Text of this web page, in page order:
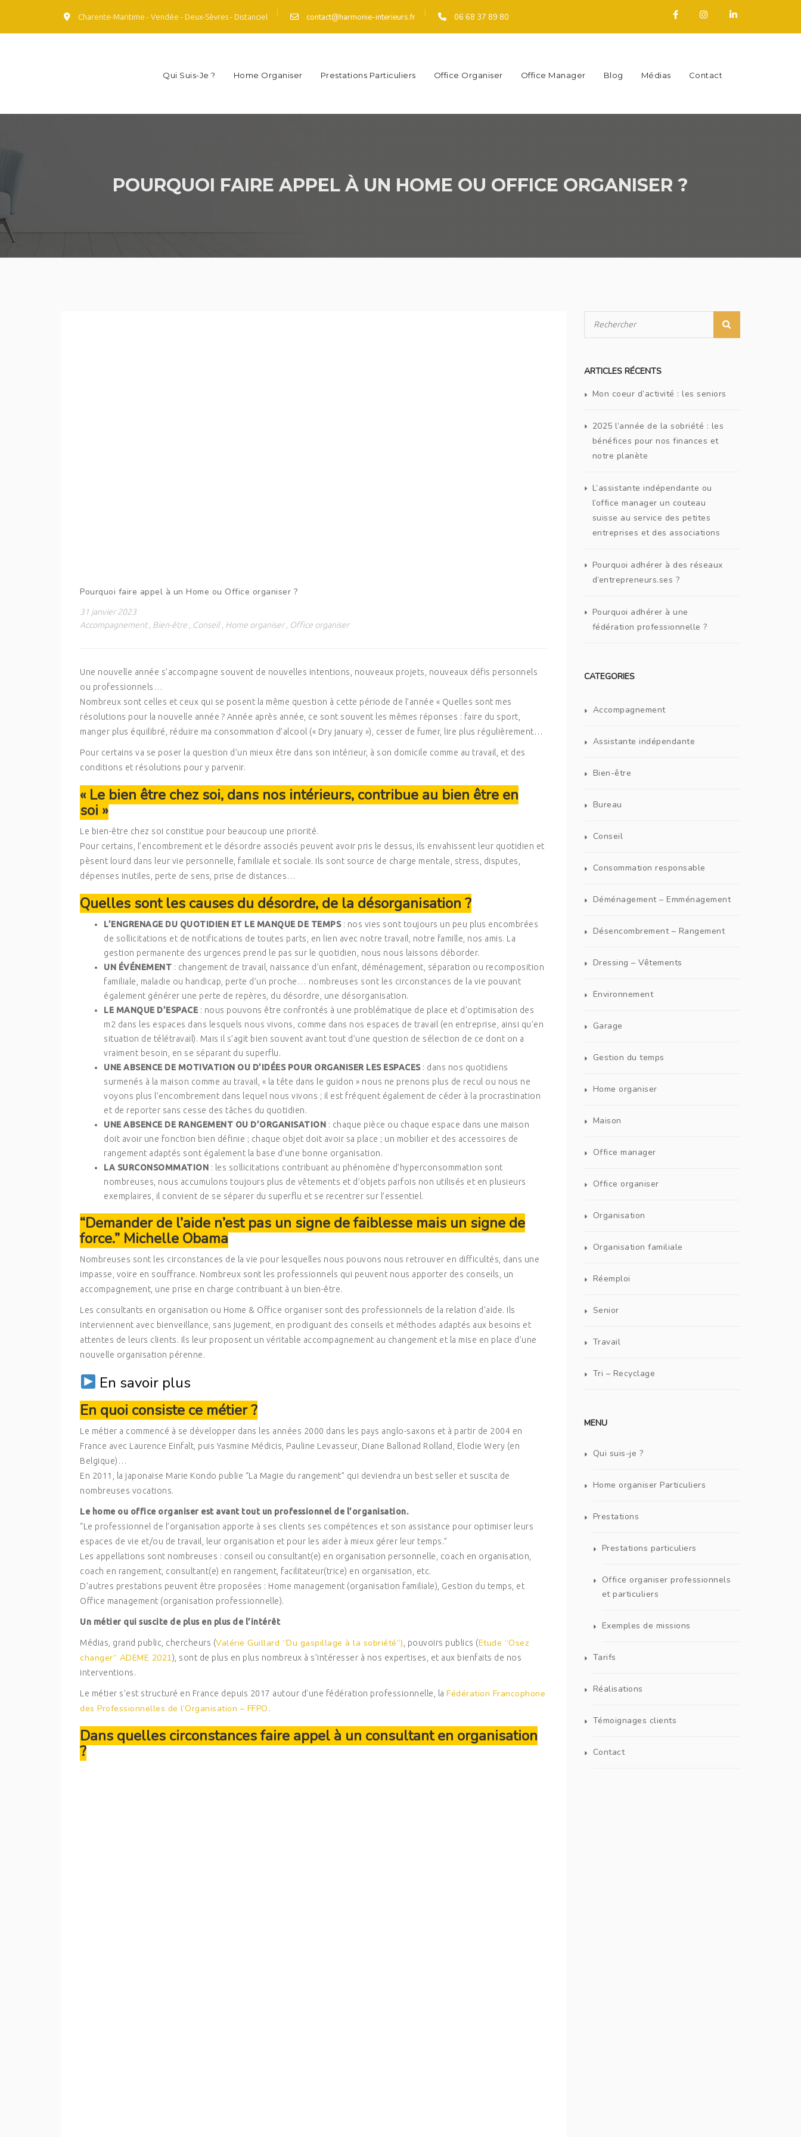
Charente-Maritime - Vendée - Deux-Sèvres - Distanciel | contact@harmonie-interieurs.fr | 06 68 37 89 80
Qui Suis-Je ? Home Organiser Prestations Particuliers Office Organiser Office Manager Blog Médias Contact
POURQUOI FAIRE APPEL À UN HOME OU OFFICE ORGANISER ?
Pourquoi faire appel à un Home ou Office organiser ?
31 janvier 2023
Accompagnement
Bien-être Conseil Home organiser Office organiser
Une nouvelle année s’accompagne souvent de nouvelles intentions, nouveaux projets, nouveaux défis personnels
ou professionnels…
Nombreux sont celles et ceux qui se posent la même question à cette période de l’année « Quelles sont mes
résolutions pour la nouvelle année ? Année après année, ce sont souvent les mêmes réponses : faire du sport,
manger plus équilibré, réduire ma consommation d’alcool (« Dry january »), cesser de fumer, lire plus régulièrement…
Pour certains va se poser la question d’un mieux être dans son intérieur, à son domicile comme au travail, et des
conditions et résolutions pour y parvenir.
« Le bien être chez soi, dans nos intérieurs, contribue au bien être en
soi »
Le bien-être chez soi constitue pour beaucoup une priorité.
Pour certains, l’encombrement et le désordre associés peuvent avoir pris le dessus, ils envahissent leur quotidien et
pèsent lourd dans leur vie personnelle, familiale et sociale. Ils sont source de charge mentale, stress, disputes,
dépenses inutiles, perte de sens, prise de distances…
Quelles sont les causes du désordre, de la désorganisation ?
L’ENGRENAGE DU QUOTIDIEN ET LE MANQUE DE TEMPS : nos vies sont toujours un peu plus encombrées
de sollicitations et de notifications de toutes parts, en lien avec notre travail, notre famille, nos amis. La
gestion permanente des urgences prend le pas sur le quotidien, nous nous laissons déborder.
UN ÉVÉNEMENT : changement de travail, naissance d’un enfant, déménagement, séparation ou recomposition
familiale, maladie ou handicap, perte d’un proche… nombreuses sont les circonstances de la vie pouvant
également générer une perte de repères, du désordre, une désorganisation.
LE MANQUE D’ESPACE : nous pouvons être confrontés à une problématique de place et d’optimisation des
m2 dans les espaces dans lesquels nous vivons, comme dans nos espaces de travail (en entreprise, ainsi qu’en
situation de télétravail). Mais il s’agit bien souvent avant tout d’une question de sélection de ce dont on a
vraiment besoin, en se séparant du superflu.
UNE ABSENCE DE MOTIVATION OU D’IDÉES POUR ORGANISER LES ESPACES : dans nos quotidiens
surmenés à la maison comme au travail, « la tête dans le guidon » nous ne prenons plus de recul ou nous ne
voyons plus l’encombrement dans lequel nous vivons ; il est fréquent également de céder à la procrastination
et de reporter sans cesse des tâches du quotidien.
UNE ABSENCE DE RANGEMENT OU D’ORGANISATION : chaque pièce ou chaque espace dans une maison
doit avoir une fonction bien définie ; chaque objet doit avoir sa place ; un mobilier et des accessoires de
rangement adaptés sont également la base d’une bonne organisation.
LA SURCONSOMMATION : les sollicitations contribuant au phénomène d’hyperconsommation sont
nombreuses, nous accumulons toujours plus de vêtements et d’objets parfois non utilisés et en plusieurs
exemplaires, il convient de se séparer du superflu et se recentrer sur l’essentiel.
“Demander de l’aide n’est pas un signe de faiblesse mais un signe de
force.” Michelle Obama
Nombreuses sont les circonstances de la vie pour lesquelles nous pouvons nous retrouver en difficultés, dans une
impasse, voire en souffrance. Nombreux sont les professionnels qui peuvent nous apporter des conseils, un
accompagnement, une prise en charge contribuant à un bien-être.
Les consultants en organisation ou Home & Office organiser sont des professionnels de la relation d’aide. Ils
interviennent avec bienveillance, sans jugement, en prodiguant des conseils et méthodes adaptés aux besoins et
attentes de leurs clients. Ils leur proposent un véritable accompagnement au changement et la mise en place d’une
nouvelle organisation pérenne.
En savoir plus
En quoi consiste ce métier ?
Le métier a commencé à se développer dans les années 2000 dans les pays anglo-saxons et à partir de 2004 en
France avec Laurence Einfalt, puis Yasmine Médicis, Pauline Levasseur, Diane Ballonad Rolland, Elodie Wery (en
Belgique)…
En 2011, la japonaise Marie Kondo publie “La Magie du rangement” qui deviendra un best seller et suscita de
nombreuses vocations.
Le home ou office organiser est avant tout un professionnel de l’organisation.
“Le professionnel de l’organisation apporte à ses clients ses compétences et son assistance pour optimiser leurs
espaces de vie et/ou de travail, leur organisation et pour les aider à mieux gérer leur temps.”
Les appellations sont nombreuses : conseil ou consultant(e) en organisation personnelle, coach en organisation,
coach en rangement, consultant(e) en rangement, facilitateur(trice) en organisation, etc.
D’autres prestations peuvent être proposées : Home management (organisation familiale), Gestion du temps, et
Office management (organisation professionnelle).
Un métier qui suscite de plus en plus de l’intérêt
Médias, grand public, chercheurs (Valérie Guillard “Du gaspillage à la sobriété”) , pouvoirs publics (Etude “Osez
changer” ADEME 2021), sont de plus en plus nombreux à s’intéresser à nos expertises, et aux bienfaits de nos
interventions.
Le métier s’est structuré en France depuis 2017 autour d’une fédération professionnelle, la Fédération Francophone
des Professionnelles de l’Organisation – FFPO.
Dans quelles circonstances faire appel à un consultant en organisation
?
ARTICLES RÉCENTS
Mon coeur d’activité : les seniors
2025 l’année de la sobriété : les
bénéfices pour nos finances et
notre planète
L’assistante indépendante ou
l’office manager un couteau
suisse au service des petites
entreprises et des associations
Pourquoi adhérer à des réseaux
d’entrepreneurs.ses ?
Pourquoi adhérer à une
fédération professionnelle ?
CATEGORIES
Accompagnement
Assistante indépendante
Bien-être
Bureau
Conseil
Consommation responsable
Déménagement – Emménagement
Désencombrement – Rangement
Dressing – Vêtements
Environnement
Garage
Gestion du temps
Home organiser
Maison
Office manager
Office organiser
Organisation
Organisation familiale
Réemploi
Senior
Travail
Tri – Recyclage
MENU
Qui suis-je ?
Home organiser Particuliers
Prestations
Prestations particuliers
Office organiser professionnels
et particuliers
Exemples de missions
Tarifs
Réalisations
Témoignages clients
Contact